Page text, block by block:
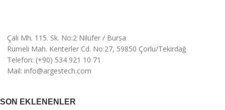
Çalı Mh. 115. Sk. No:2 Nilüfer / Bursa
Rumeli Mah. Kenterler Cd. No:27, 59850 Çorlu/Tekirdağ
Telefon: (+90) 534 921 10 71
Mail: info@argestech.com
SON EKLENENLER